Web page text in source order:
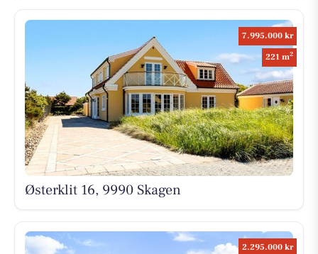
7.995.000 kr
221 m2
Østerklit 16, 9990 Skagen
2.295.000 kr